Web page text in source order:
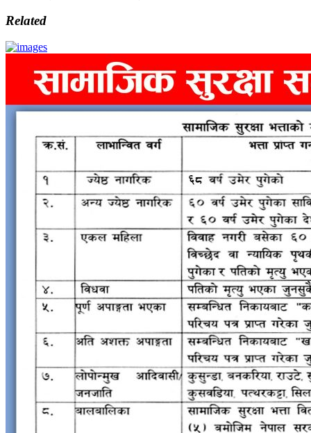
Related